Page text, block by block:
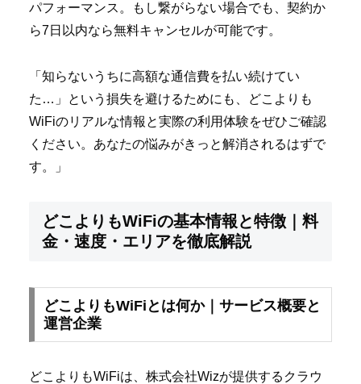
パフォーマンス。もし繋がらない場合でも、契約か
ら7日以内なら無料キャンセルが可能です。
「知らないうちに高額な通信費を払い続けてい
た…」という損失を避けるためにも、どこよりも
WiFiのリアルな情報と実際の利用体験をぜひご確認
ください。あなたの悩みがきっと解消されるはずで
す。」
どこよりもWiFiの基本情報と特徴｜料
金・速度・エリアを徹底解説
どこよりもWiFiとは何か｜サービス概要と
運営企業
どこよりもWiFiは、株式会社Wizが提供するクラウ